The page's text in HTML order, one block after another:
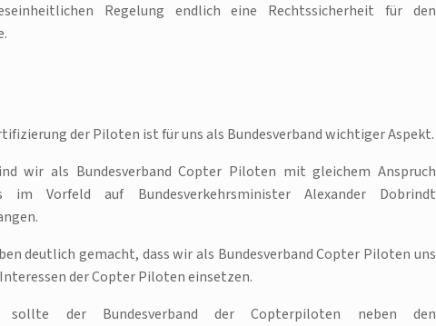
Regelung endlich eine Rechtssicherheit für den
der Piloten ist für uns als Bundesverband wichtiger Aspekt.
wir als Bundesverband Copter Piloten mit gleichem Anspruch
im Vorfeld auf Bundesverkehrsminister Alexander Dobrindt
deutlich gemacht, dass wir als Bundesverband Copter Piloten uns
der Copter Piloten einsetzen.
sollte der Bundesverband der Copterpiloten neben den